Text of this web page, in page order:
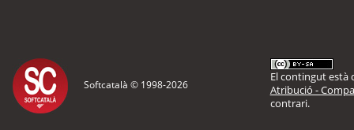
Softcatalà © 1998-2026
El contingut està
Atribució -
contrari.